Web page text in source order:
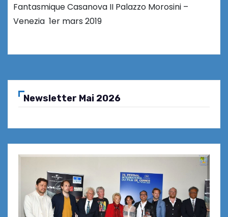
Fantasmique Casanova II Palazzo Morosini –
Venezia 1er mars 2019
Newsletter Mai 2026